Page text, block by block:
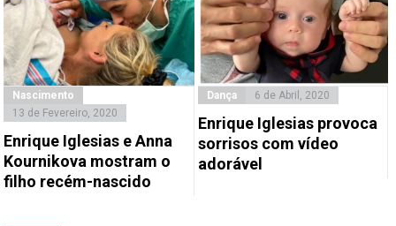
Nascimento
13 de Fevereiro, 2020
Enrique Iglesias e Anna
Kournikova mostram o
filho recém-nascido
Dança 6 de Abril, 2020
Enrique Iglesias provoca
sorrisos com vídeo
adorável